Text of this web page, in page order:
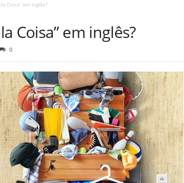
Coisa” em inglês?
Coisa” em inglês?
0